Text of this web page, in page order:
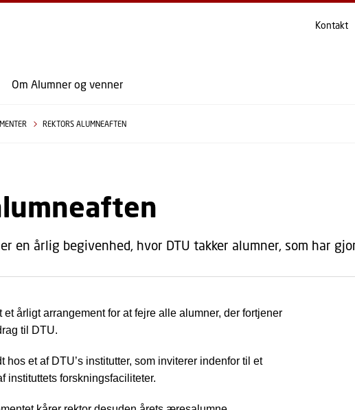
PRIMÆRT INDHOLD (TRYK ENTER).
Om Alumner og venner
Kontakt
REKTORS ALUMNEAFTEN
en årlig begivenhed, hvor DTU takker alumner, som har
årligt arrangement for at fejre alle alumner, der fortjener
til DTU.
hos et af DTU’s institutter, som inviterer indenfor til et
instituttets forskningsfaciliteter.